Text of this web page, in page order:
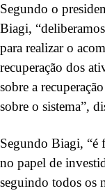
Segundo o
Biagi,
para realizar o
recuperação dos
sobre a
sobre o sistema”,
Segundo Biagi, “é
no papel de
seguindo todos os